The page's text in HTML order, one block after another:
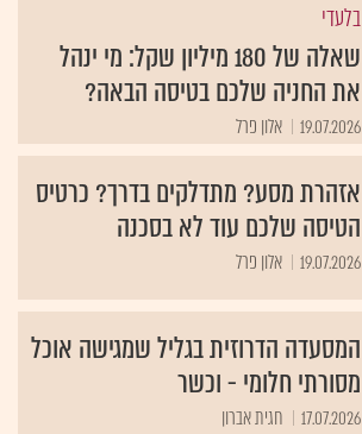
בלעדי
שאלה של 180 מיליון שקל: מי ינהל
את החניה שלכם בטיסה הבאה?
19.07.2026 אלון פרל
אזהרת מסע? מתדלקים בדרך? כרטיס
הטיסה שלכם עוד לא בסכנה
19.07.2026 אלון פרל
המסעדה הדרוזית בגליל שמגישה אוכל
מסורתי חלומי - וכשר
17.07.2026 חגית אברון